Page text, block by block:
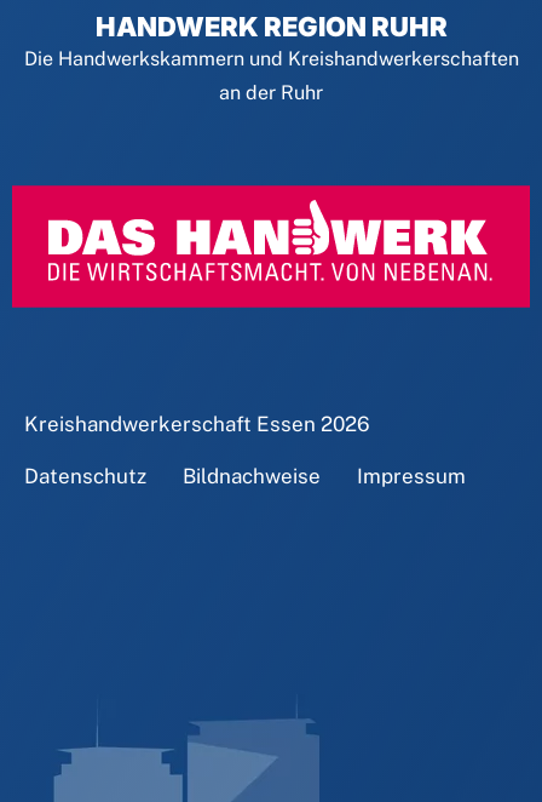
HANDWERK REGION RUHR
Die Handwerkskammern und Kreishandwerkerschaften
an der Ruhr
Kreishandwerkerschaft Essen 2026
Datenschutz Bildnachweise Impressum